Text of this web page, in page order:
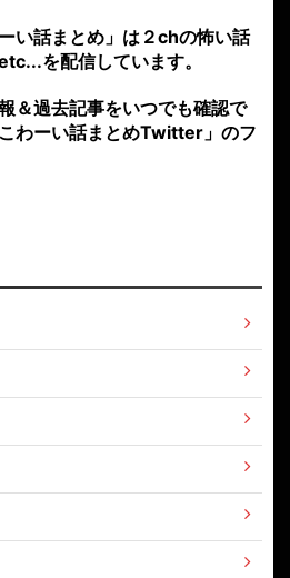
を配信しています。
＆過去記事をいつでも確認で
わーい話まとめTwitter」のフ